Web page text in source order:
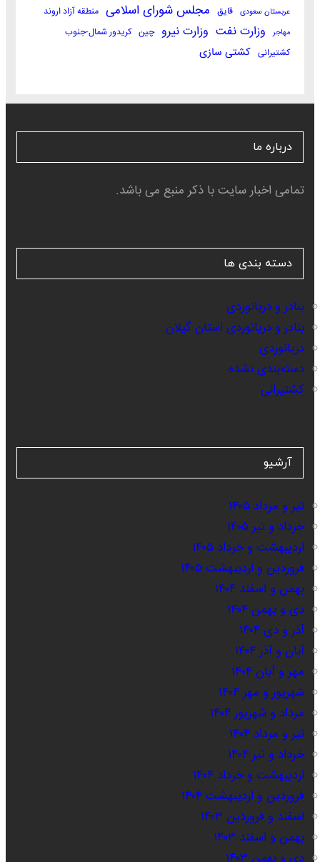
عربستان سعودی قایق مجلس شورای اسلامی منطقه آزاد اروند
مهاجر وزارت نفت وزارت نیرو چین کریدور شمال-جنوب
کشتیرانی کشتی سازی
درباره ما
تمامی اخبار سایت با ذکر منبع می باشد.
دسته بندی ها
بنادر و دریانوردی
بنادر و دریانوردی استان گیلان
دریانوردی
دسته‌بندی نشده
کشتیرانی
آرشیو
تیر و مرداد ۱۴۰۵
خرداد و تیر ۱۴۰۵
اردیبهشت و خرداد ۱۴۰۵
فروردین و اردیبهشت ۱۴۰۵
بهمن و اسفند ۱۴۰۴
دی و بهمن ۱۴۰۴
آذر و دی ۱۴۰۴
آبان و آذر ۱۴۰۴
مهر و آبان ۱۴۰۴
شهریور و مهر ۱۴۰۴
مرداد و شهریور ۱۴۰۴
تیر و مرداد ۱۴۰۴
خرداد و تیر ۱۴۰۴
اردیبهشت و خرداد ۱۴۰۴
فروردین و اردیبهشت ۱۴۰۴
اسفند و فروردین ۱۴۰۳
بهمن و اسفند ۱۴۰۳